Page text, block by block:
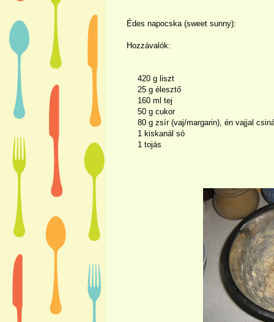
Édes napocska (sweet sunny):
Hozzávalók:
420 g liszt
25 g élesztő
160 ml tej
50 g cukor
80 g zsír (vaj/margarin), én vajjal
1 kiskanál só
1 tojás